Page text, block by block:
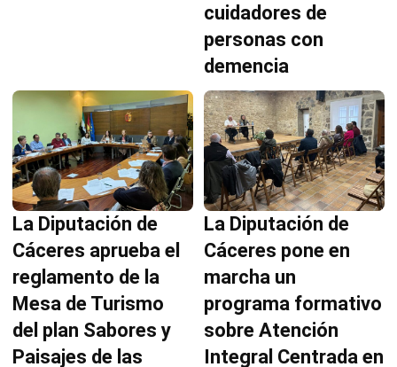
cuidadores de
personas con
demencia
La Diputación de
Cáceres aprueba el
reglamento de la
Mesa de Turismo
del plan Sabores y
Paisajes de las
La Diputación de
Cáceres pone en
marcha un
programa formativo
sobre Atención
Integral Centrada en